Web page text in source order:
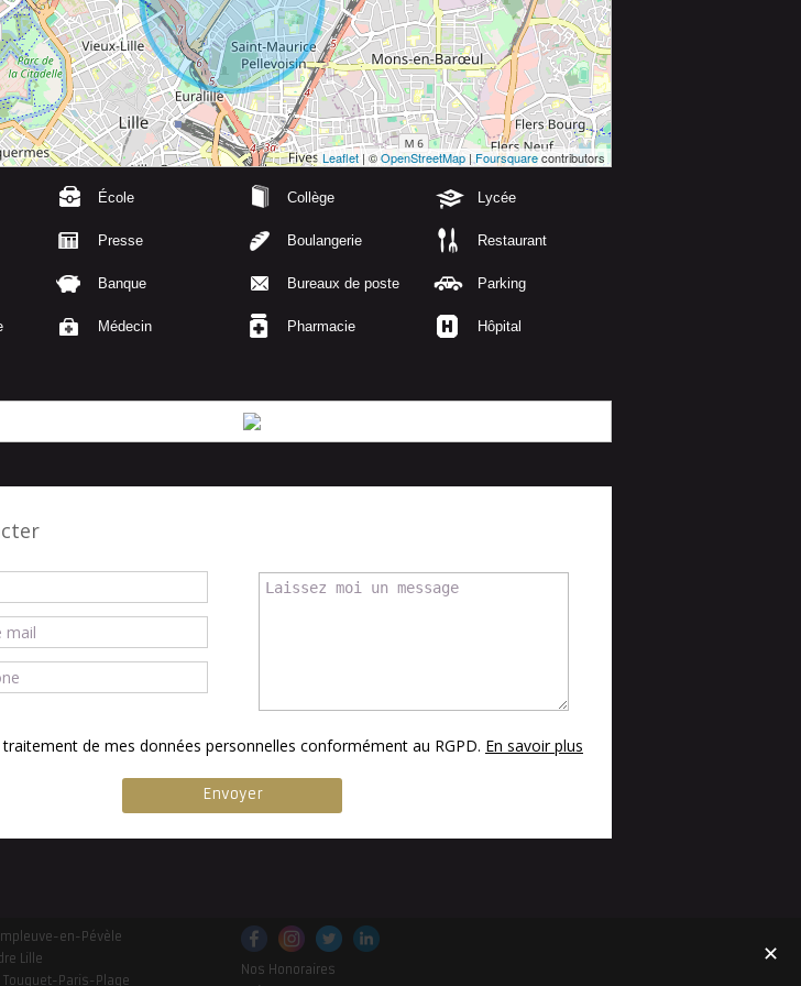
Leaflet | ©OpenStreetMap | Foursquarecontributors
École Collège Lycée
Presse Boulangerie Restaurant
Banque Bureaux de poste Parking
Médecin Pharmacie Hôpital
traitement de mes données personnelles conformément au RGPD. En savoir plus
en-Pévèle
Lille
Paris-Plage
Nos Honoraires
✕